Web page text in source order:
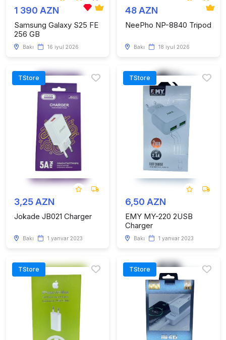
1 390 AZN
Samsung Galaxy S25 FE
256 GB
Bakı 16 iyul 2026
48 AZN
NeePho NP-8840 Tripod
Bakı 18 iyul 2026
TStore
3,25 AZN
Jokade JB021 Charger
Bakı 1 yanvar 2023
TStore
6,50 AZN
EMY MY-220 2USB
Charger
Bakı 1 yanvar 2023
TStore TStore